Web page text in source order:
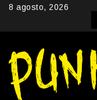
Skip8 agosto, 2026